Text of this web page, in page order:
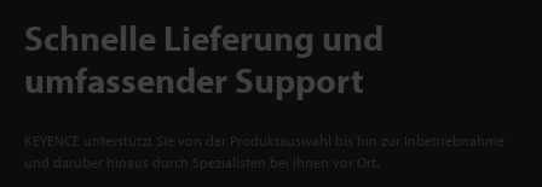
Schnelle Lieferung und
umfassender Support
KEYENCE unterstützt Sie von der Produktauswahl bis hin zur Inbetriebnahme
und darüber hinaus durch Spezialisten bei Ihnen vor Ort.